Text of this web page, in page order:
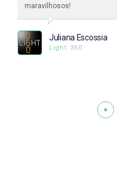
maravilhosos!
Juliana Escossia
Light 360